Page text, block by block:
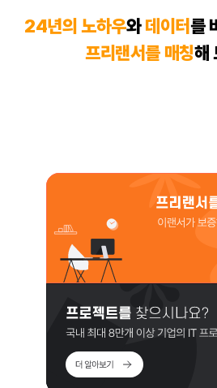
24년의 노하우와 데이터를
프리랜서를 매칭해